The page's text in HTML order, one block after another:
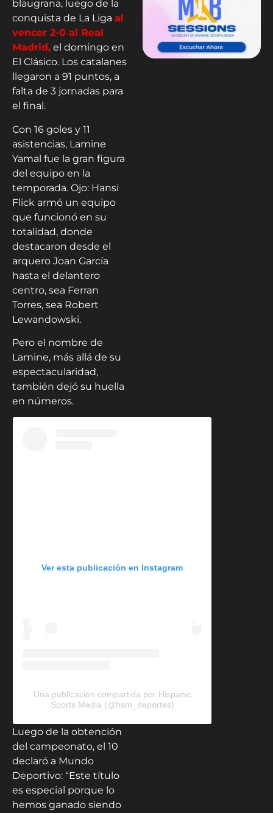
blaugrana, luego de la
conquista de La Liga al
vencer 2-0 al Real
Madrid, el domingo en
El Clásico. Los catalanes
llegaron a 91 puntos, a
falta de 3 jornadas para
el final.
Con 16 goles y 11
asistencias, Lamine
Yamal fue la gran figura
del equipo en la
temporada. Ojo: Hansi
Flick armó un equipo
que funcionó en su
totalidad, donde
destacaron desde el
arquero Joan García
hasta el delantero
centro, sea Ferran
Torres, sea Robert
Lewandowski.
Pero el nombre de
Lamine, más allá de su
espectacularidad,
también dejó su huella
en números.
Ver esta publicación en Instagram
Una publicación compartida por Hispanic
Sports Media (@hsm_deportes)
Luego de la obtención
del campeonato, el 10
declaró a Mundo
Deportivo: “Este título
es especial porque lo
hemos ganado siendo